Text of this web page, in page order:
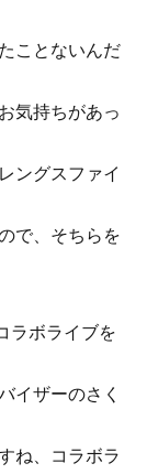
ことないんだ
気持ちがあっ
ングスファイ
で、そちらを
ラボライブを
イザーのさく
ね、コラボラ